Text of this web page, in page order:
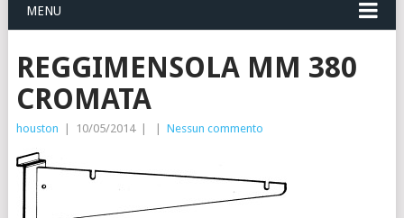
MENU
REGGIMENSOLA MM 380
CROMATA
houston 10/05/2014 Nessun commento